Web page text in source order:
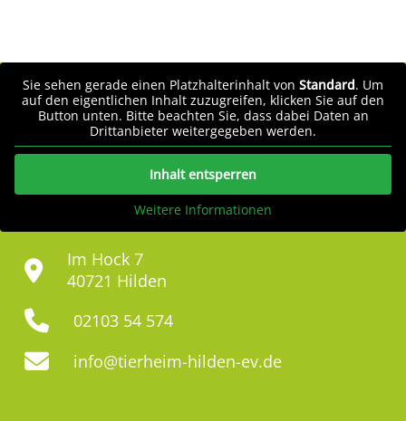
Sie sehen gerade einen Platzhalterinhalt von Standard. Um
auf den eigentlichen Inhalt zuzugreifen, klicken Sie auf den
Button unten. Bitte beachten Sie, dass dabei Daten an
Drittanbieter weitergegeben werden.
Inhalt entsperren
Weitere Informationen
Im Hock 7
40721 Hilden
02103 54 574
info@tierheim-hilden-ev.de